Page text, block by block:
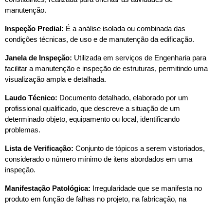
manutenção.
Inspeção Predial: É a análise isolada ou combinada das
condições técnicas, de uso e de manutenção da edificação.
Janela de Inspeção: Utilizada em serviços de Engenharia para
facilitar a manutenção e inspeção de estruturas, permitindo uma
visualização ampla e detalhada.
Laudo Técnico: Documento detalhado, elaborado por um
profissional qualificado, que descreve a situação de um
determinado objeto, equipamento ou local, identificando
problemas.
Lista de Verificação: Conjunto de tópicos a serem vistoriados,
considerado o número mínimo de itens abordados em uma
inspeção.
Manifestação Patológica: Irregularidade que se manifesta no
produto em função de falhas no projeto, na fabricação, na